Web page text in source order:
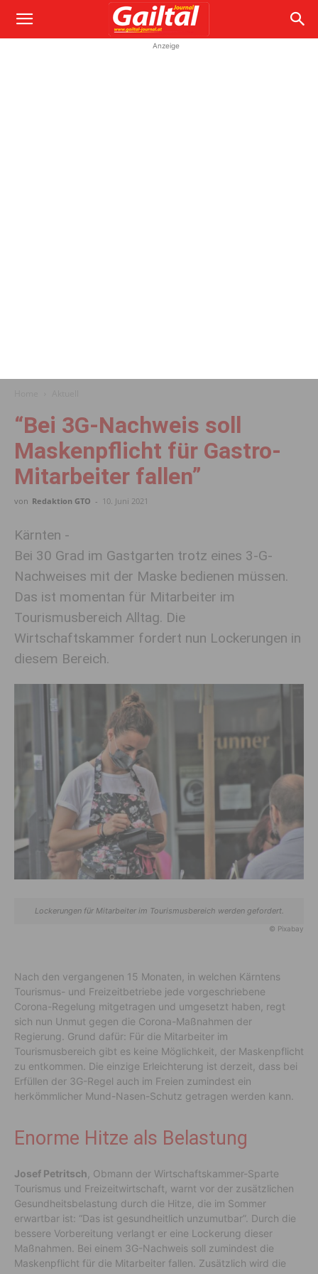
Anzeige
“Bei 3G-Nachweis soll
Maskenpflicht für Gastro-
Mitarbeiter fallen”
von Redaktion GTO - 10. Juni 2021
Kärnten -
Bei 30 Grad im Gastgarten trotz eines 3-G-
Nachweises mit der Maske bedienen müssen.
Das ist momentan für Mitarbeiter im
Tourismusbereich Alltag. Die
Wirtschaftskammer fordert nun Lockerungen in
diesem Bereich.
Lockerungen für Mitarbeiter im Tourismusbereich werden gefordert.
© Pixabay
Nach den vergangenen 15 Monaten, in welchen Kärntens
Tourismus- und Freizeitbetriebe jede vorgeschriebene
Corona-Regelung mitgetragen und umgesetzt haben, regt
sich nun Unmut gegen die Corona-Maßnahmen der
Regierung. Grund dafür: Für die Mitarbeiter im
Tourismusbereich gibt es keine Möglichkeit, der Maskenpflicht
zu entkommen. Die einzige Erleichterung ist derzeit, dass bei
Erfüllen der 3G-Regel auch im Freien zumindest ein
herkömmlicher Mund-Nasen-Schutz getragen werden kann.
Enorme Hitze als Belastung
Josef Petritsch, Obmann der Wirtschaftskammer-Sparte
Tourismus und Freizeitwirtschaft, warnt vor der zusätzlichen
Gesundheitsbelastung durch die Hitze, die im Sommer
erwartbar ist: “Das ist gesundheitlich unzumutbar”. Durch die
bessere Vorbereitung verlangt er eine Lockerung dieser
Maßnahmen. Bei einem 3G-Nachweis soll zumindest die
Maskenpflicht für die Mitarbeiter fallen. Zusätzlich wird die